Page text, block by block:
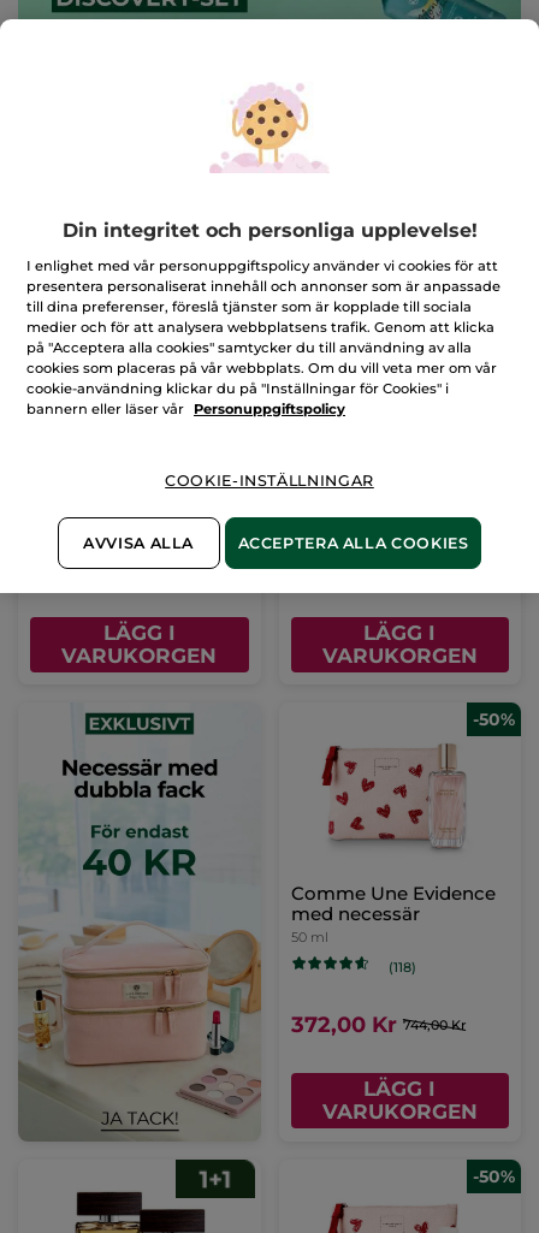
-51%
479,00 Kr 978,00 Kr
LÄGG I
VARUKORGEN
-51%
509,00 Kr 1048,00 Kr
LÄGG I
VARUKORGEN
-50%
Comme Une Evidence
med necessär
50 ml
(118)
372,00 Kr 744,00 Kr
LÄGG I
VARUKORGEN
-50%
Din integritet och personliga upplevelse!
I enlighet med vår personuppgiftspolicy använder vi cookies för att
presentera personaliserat innehåll och annonser som är anpassade
till dina preferenser, föreslå tjänster som är kopplade till sociala
medier och för att analysera webbplatsens trafik. Genom att klicka
på "Acceptera alla cookies" samtycker du till användning av alla
cookies som placeras på vår webbplats. Om du vill veta mer om vår
cookie-användning klickar du på "Inställningar för Cookies" i
bannern eller läser vår
Personuppgiftspolicy
COOKIE-INSTÄLLNINGAR
AVVISA ALLA ACCEPTERA ALLA COOKIES